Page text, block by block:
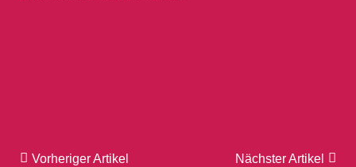
Vorheriger Artikel Nächster Artikel